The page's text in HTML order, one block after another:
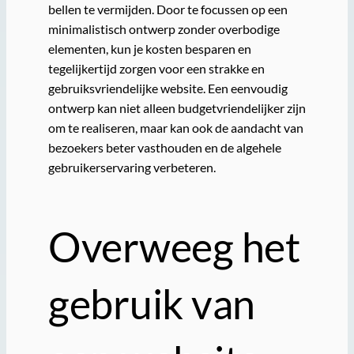
bellen te vermijden. Door te focussen op een
minimalistisch ontwerp zonder overbodige
elementen, kun je kosten besparen en
tegelijkertijd zorgen voor een strakke en
gebruiksvriendelijke website. Een eenvoudig
ontwerp kan niet alleen budgetvriendelijker zijn
om te realiseren, maar kan ook de aandacht van
bezoekers beter vasthouden en de algehele
gebruikerservaring verbeteren.
Overweeg het
gebruik van